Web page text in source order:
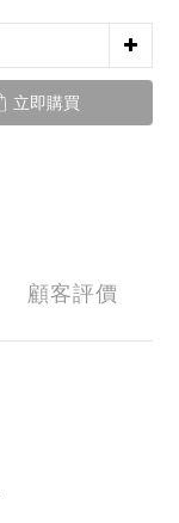
立即購買
顧客評價